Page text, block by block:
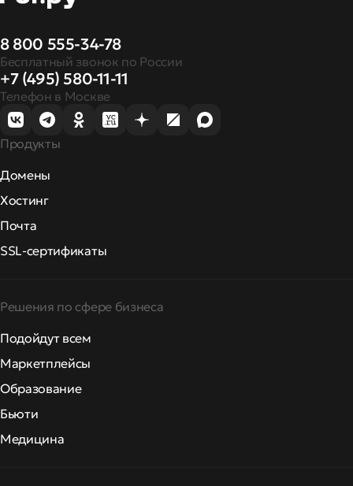
8 800 555-34-78
Бесплатный звонок по России
+7 (495) 580-11-11
Телефон в Москве
Продукты
Домены
Хостинг
Почта
SSL-сертификаты
Решения по сфере бизнеса
Подойдут всем
Маркетплейсы
Образование
Бьюти
Медицина